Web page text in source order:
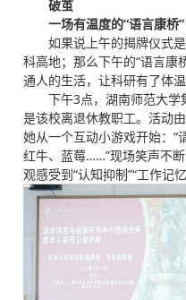
破茧
一场有温度的“语言康桥
如果说上午的揭牌仪式
科高地；那么下午的“语言
通人的生活，让科研有了体温
下午3点，湖南师范大
是该校离退休教职工。活动
她从一个互动小游戏开始：
红牛、蓝莓……”现场笑声不
观感受到“认知抑制”“工作记